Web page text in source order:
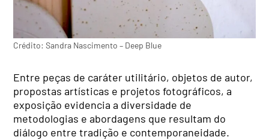
Crédito: Sandra Nascimento – Deep Blue
Entre peças de caráter utilitário, objetos de autor,
propostas artísticas e projetos fotográficos, a
exposição evidencia a diversidade de
metodologias e abordagens que resultam do
diálogo entre tradição e contemporaneidade.